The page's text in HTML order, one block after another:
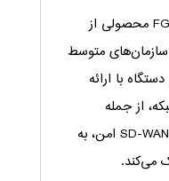
فایروال فورتی‌گیت FG-600E-BDL محصولی از
متوسط
با ارائه
از جمله
فایروال نسل جدید (NGFW) و SD-WAN امن، به
می‌کند.